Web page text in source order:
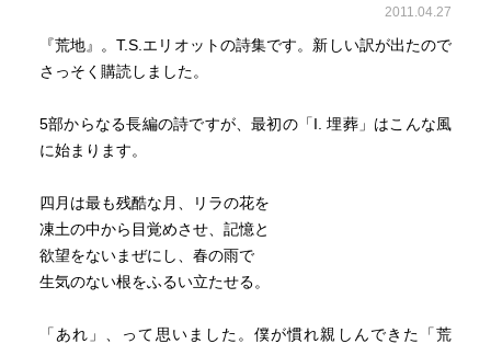
2011.04.27
『荒地』。T.S.エリオットの詩集です。新しい訳が出たので
さっそく購読しました。
5部からなる長編の詩ですが、最初の「I. 埋葬」はこんな風
に始まります。
四月は最も残酷な月、リラの花を
凍土の中から目覚めさせ、記憶と
欲望をないまぜにし、春の雨で
生気のない根をふるい立たせる。
「あれ」、って思いました。僕が慣れ親しんできた「荒